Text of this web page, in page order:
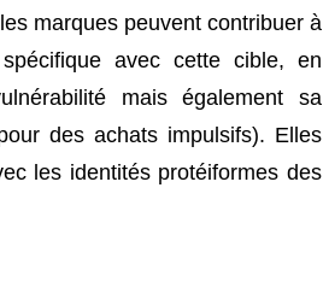
marques peuvent contribuer à
avec cette cible, en
mais également sa
des achats impulsifs). Elles
les identités protéiformes des